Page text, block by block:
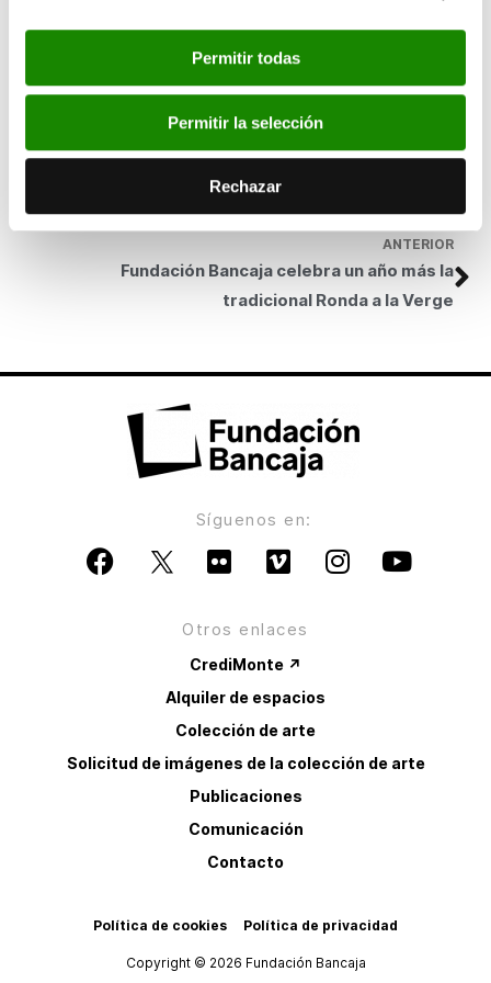
Permitir todas
Permitir la selección
Rechazar
ANTERIOR
Fundación Bancaja celebra un año más la
tradicional Ronda a la Verge
SIGUIENTE
Los emprendedores cada vez tienen un mayor
peso entre los ocupados extranjeros desde el
Síguenos en:
Otros enlaces
CrediMonte ↗
Alquiler de espacios
Colección de arte
Solicitud de imágenes de la colección de arte
Publicaciones
Comunicación
Contacto
Política de cookies Política de privacidad
Copyright © 2026 Fundación Bancaja